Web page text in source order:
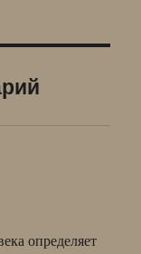
определяет